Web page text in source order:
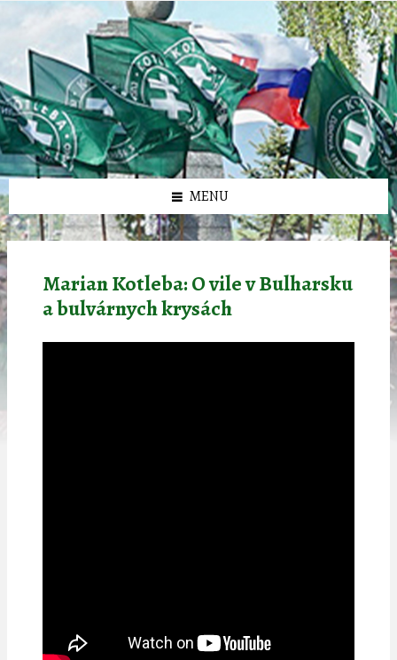
олимп казино
Preskočiť
Preskočiť
panel
Preskočiť
panel
Preskočiť
MENU
Marian Kotleba: O vile v Bulharsku
a bulvárnych krysách